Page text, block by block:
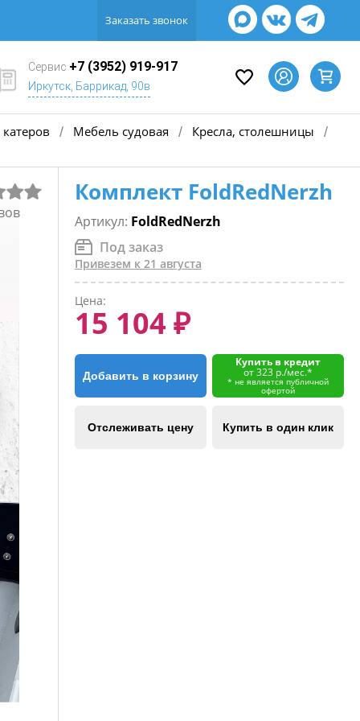
Заказать звонок
Сервис +7 (3952) 919-917
Иркутск, Баррикад, 90в
/ Мебель судовая / Кресла, столешницы /
Комплект FoldRedNerzh
Артикул: FoldRedNerzh
Под заказ
Привезем к 21 августа
Цена:
15 104 ₽
Добавить в корзину
Купить в кредит
от 323 р./мес.*
* не является публичной
офертой
Отслеживать цену Купить в один клик